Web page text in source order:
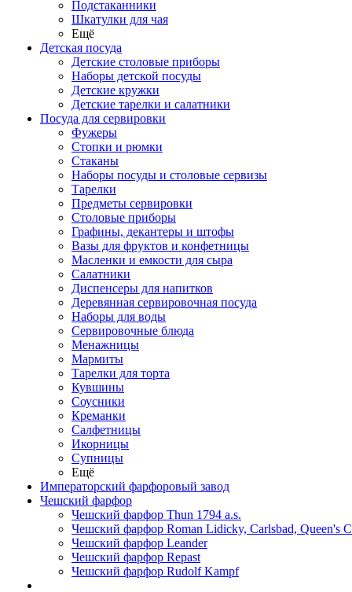
Подстаканники
Шкатулки для чая
Ещё
Детская посуда
Детские столовые приборы
Наборы детской посуды
Детские кружки
Детские тарелки и салатники
Посуда для сервировки
Фужеры
Стопки и рюмки
Стаканы
Наборы посуды и столовые сервизы
Тарелки
Предметы сервировки
Столовые приборы
Графины, декантеры и штофы
Вазы для фруктов и конфетницы
Масленки и емкости для сыра
Салатники
Диспенсеры для напитков
Деревянная сервировочная посуда
Наборы для воды
Сервировочные блюда
Менажницы
Мармиты
Тарелки для торта
Кувшины
Соусники
Креманки
Салфетницы
Икорницы
Супницы
Ещё
Императорский фарфоровый завод
Чешский фарфор
Чешский фарфор Thun 1794 a.s.
Чешский фарфор Roman Lidicky, Carlsbad, Queen's
Чешский фарфор Leander
Чешский фарфор Repast
Чешский фарфор Rudolf Kampf